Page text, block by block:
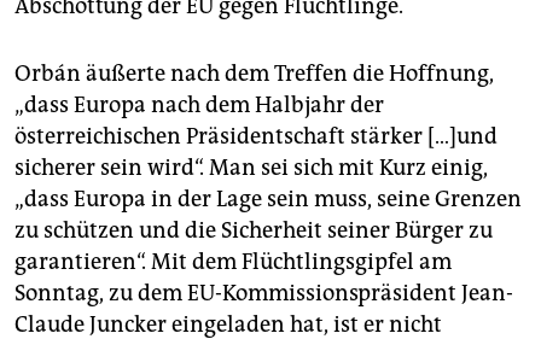
Abschottung der EU gegen Flüchtlinge.
Orbán äußerte nach dem Treffen die Hoffnung,
„dass Europa nach dem Halbjahr der
österreichischen Präsidentschaft stärker […]und
sicherer sein wird“. Man sei sich mit Kurz einig,
„dass Europa in der Lage sein muss, seine Grenzen
zu schützen und die Sicherheit seiner Bürger zu
garantieren“. Mit dem Flüchtlingsgipfel am
Sonntag, zu dem EU-Kommissionspräsident Jean-
Claude Juncker eingeladen hat, ist er nicht